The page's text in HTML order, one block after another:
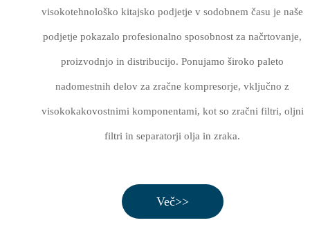
visokotehnološko kitajsko podjetje v sodobnem času je naše
podjetje pokazalo profesionalno sposobnost za načrtovanje,
proizvodnjo in distribucijo. Ponujamo široko paleto
nadomestnih delov za zračne kompresorje, vključno z
visokokakovostnimi komponentami, kot so zračni filtri, oljni
filtri in separatorji olja in zraka.
Več>>